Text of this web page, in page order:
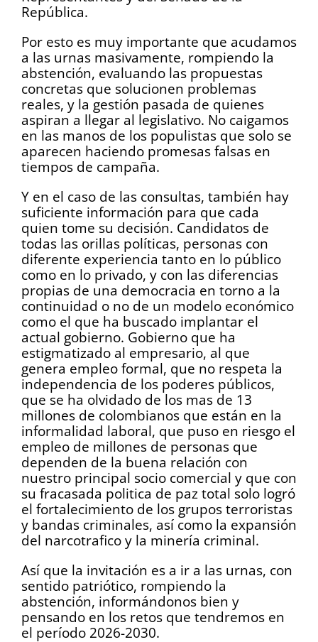
República.
Por esto es muy importante que acudamos
a las urnas masivamente, rompiendo la
abstención, evaluando las propuestas
concretas que solucionen problemas
reales, y la gestión pasada de quienes
aspiran a llegar al legislativo. No caigamos
en las manos de los populistas que solo se
aparecen haciendo promesas falsas en
tiempos de campaña.
Y en el caso de las consultas, también hay
suficiente información para que cada
quien tome su decisión. Candidatos de
todas las orillas políticas, personas con
diferente experiencia tanto en lo público
como en lo privado, y con las diferencias
propias de una democracia en torno a la
continuidad o no de un modelo económico
como el que ha buscado implantar el
actual gobierno. Gobierno que ha
estigmatizado al empresario, al que
genera empleo formal, que no respeta la
independencia de los poderes públicos,
que se ha olvidado de los mas de 13
millones de colombianos que están en la
informalidad laboral, que puso en riesgo el
empleo de millones de personas que
dependen de la buena relación con
nuestro principal socio comercial y que con
su fracasada politica de paz total solo logró
el fortalecimiento de los grupos terroristas
y bandas criminales, así como la expansión
del narcotrafico y la minería criminal.
Así que la invitación es a ir a las urnas, con
sentido patriótico, rompiendo la
abstención, informándonos bien y
pensando en los retos que tendremos en
el período 2026-2030.